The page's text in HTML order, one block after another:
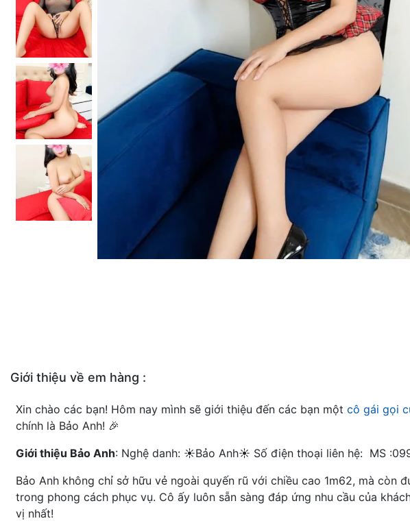
Giới thiệu về em hàng :
Xin chào các bạn! Hôm nay mình sẽ giới thiệu đến các bạn một cô gái gọi
chính là Bảo Anh! 🎉
Giới thiệu Bảo Anh: Nghệ danh: ☀️Bảo Anh☀️ Số điện thoại liên hệ: MS
Bảo Anh không chỉ sở hữu vẻ ngoài quyến rũ với chiều cao 1m62, mà còn
trong phong cách phục vụ. Cô ấy luôn sẵn sàng đáp ứng nhu cầu của
vị nhất!